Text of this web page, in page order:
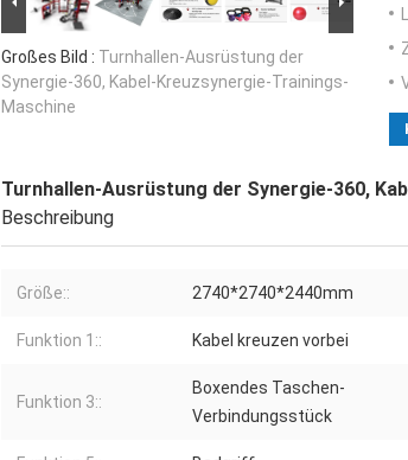
Großes Bild : Turnhallen-Ausrüstung der
Synergie-360, Kabel-Kreuzsynergie-Trainings-
Maschine
Turnhallen-Ausrüstung der Synergie-360,
Beschreibung
Größe:: 2740*2740*2440mm
Funktion 1:: Kabel kreuzen vorbei
Funktion 3::
Boxendes Taschen-
Verbindungsstück